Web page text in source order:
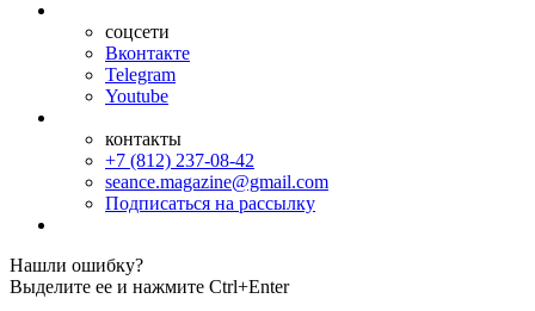
соцсети
Вконтакте
Telegram
Youtube
контакты
+7 (812) 237-08-42
seance.magazine@gmail.com
Подписаться на рассылку
Нашли ошибку?
Выделите ее и нажмите Ctrl+Enter